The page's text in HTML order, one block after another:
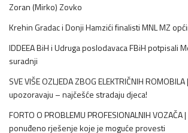
Zoran (Mirko) Zovko
Krehin Gradac i Donji Hamzići finalisti MNL MZ
IDDEEA BiH i Udruga poslodavaca FBiH potpisali
suradnji
SVE VIŠE OZLJEDA ZBOG ELEKTRIČNIH
upozoravaju – najčešće stradaju djeca!
FORTO O PROBLEMU PROFESIONALNIH
ponuđeno rješenje koje je moguće provesti